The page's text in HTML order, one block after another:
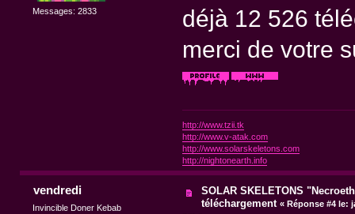
Messages: 2833
déjà 12 526
merci de votre
http://www.tzii.tk
http://www.v-atak.com
http://www.solarskeletons.com
http://nightonearth.info
vendredi
Invincible Doner Kebab
SOLAR SKELETONS
téléchargement «Réponse #4 le: